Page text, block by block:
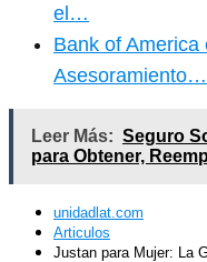
el…
Bank of America
Asesoramiento…
Leer Más: Seguro
para Obtener,
unidadlat.com
Articulos
Justan para Mujer: La